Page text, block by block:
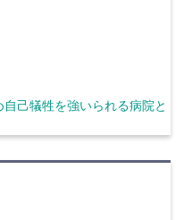
己犠牲を強いられる病院と